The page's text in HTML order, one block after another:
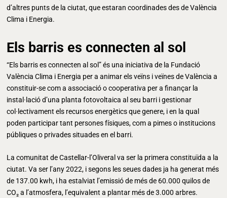
d’altres punts de la ciutat, que estaran coordinades des de València
Clima i Energia.
Els barris es connecten al sol
“Els barris es connecten al sol” és una iniciativa de la Fundació
València Clima i Energia per a animar els veïns i veïnes de València a
constituir-se com a associació o cooperativa per a finançar la
instal·lació d’una planta fotovoltaica al seu barri i gestionar
col·lectivament els recursos energètics que genere, i en la qual
poden participar tant persones físiques, com a pimes o institucions
públiques o privades situades en el barri.
La comunitat de Castellar-l’Oliveral va ser la primera constituïda a la
ciutat. Va ser l’any 2022, i segons les seues dades ja ha generat més
de 137.00 kwh, i ha estalviat l’emissió de més de 60.000 quilos de
CO₂ a l’atmosfera, l’equivalent a plantar més de 3.000 arbres.